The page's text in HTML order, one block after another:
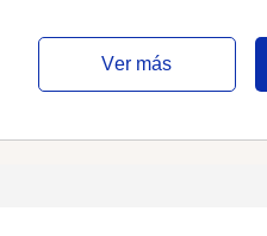
ver más